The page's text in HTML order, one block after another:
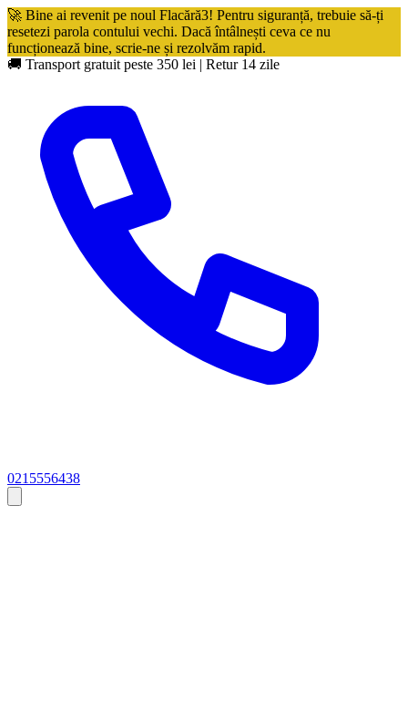
🚀 Bine ai revenit pe noul Flacără3! Pentru siguranță, trebuie să-ți
resetezi parola contului vechi. Dacă întâlnești ceva ce nu
funcționează bine, scrie-ne și rezolvăm rapid.
🚚 Transport gratuit peste 350 lei | Retur 14 zile
0215556438